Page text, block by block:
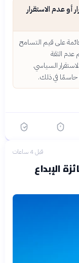
أو عدم الاستقرار
على قيم التسامح
عدم الثقة
السياسي.
حاسمًا في ذلك.
قبل 4 ساعات
الإبداع